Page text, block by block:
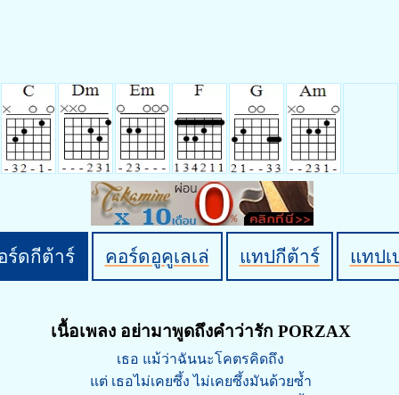
ร์ดกีต้าร์ คอร์ดอูคูเลเล่ แทปกีต้าร์ แทปเ
เนื้อเพลง อย่ามาพูดถึงคำว่ารัก PORZAX
เธอ แม้ว่าฉันนะโคตรคิดถึง
แต่ เธอไม่เคยซึ้ง ไม่เคยซึ้งมันด้วยซ้ำ